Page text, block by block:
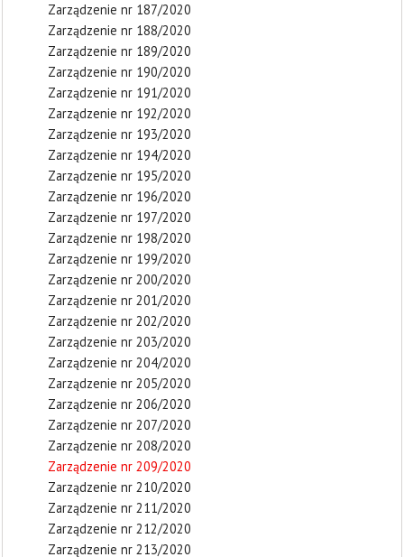
Zarządzenie nr 187/2020
Zarządzenie nr 188/2020
Zarządzenie nr 189/2020
Zarządzenie nr 190/2020
Zarządzenie nr 191/2020
Zarządzenie nr 192/2020
Zarządzenie nr 193/2020
Zarządzenie nr 194/2020
Zarządzenie nr 195/2020
Zarządzenie nr 196/2020
Zarządzenie nr 197/2020
Zarządzenie nr 198/2020
Zarządzenie nr 199/2020
Zarządzenie nr 200/2020
Zarządzenie nr 201/2020
Zarządzenie nr 202/2020
Zarządzenie nr 203/2020
Zarządzenie nr 204/2020
Zarządzenie nr 205/2020
Zarządzenie nr 206/2020
Zarządzenie nr 207/2020
Zarządzenie nr 208/2020
Zarządzenie nr 209/2020
Zarządzenie nr 210/2020
Zarządzenie nr 211/2020
Zarządzenie nr 212/2020
Zarządzenie nr 213/2020